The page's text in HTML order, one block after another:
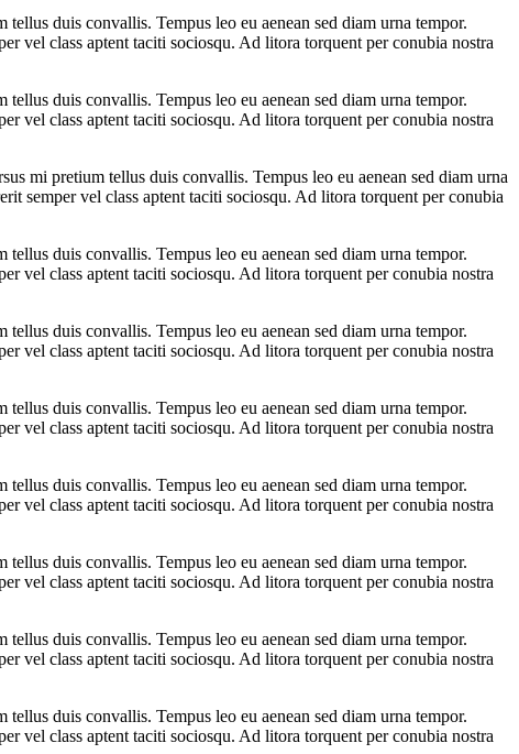
duis convallis. Tempus leo eu aenean sed diam urna tempor.
vel class aptent taciti sociosqu. Ad litora torquent per conubia nostra
duis convallis. Tempus leo eu aenean sed diam urna tempor.
vel class aptent taciti sociosqu. Ad litora torquent per conubia nostra
mi pretium tellus duis convallis. Tempus leo eu aenean sed diam urna
semper vel class aptent taciti sociosqu. Ad litora torquent per conubia
duis convallis. Tempus leo eu aenean sed diam urna tempor.
vel class aptent taciti sociosqu. Ad litora torquent per conubia nostra
duis convallis. Tempus leo eu aenean sed diam urna tempor.
vel class aptent taciti sociosqu. Ad litora torquent per conubia nostra
duis convallis. Tempus leo eu aenean sed diam urna tempor.
vel class aptent taciti sociosqu. Ad litora torquent per conubia nostra
duis convallis. Tempus leo eu aenean sed diam urna tempor.
vel class aptent taciti sociosqu. Ad litora torquent per conubia nostra
duis convallis. Tempus leo eu aenean sed diam urna tempor.
vel class aptent taciti sociosqu. Ad litora torquent per conubia nostra
duis convallis. Tempus leo eu aenean sed diam urna tempor.
vel class aptent taciti sociosqu. Ad litora torquent per conubia nostra
duis convallis. Tempus leo eu aenean sed diam urna tempor.
vel class aptent taciti sociosqu. Ad litora torquent per conubia nostra